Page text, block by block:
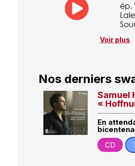
ép.
Voir plus
Nos derniers
Samuel
«
En
CD